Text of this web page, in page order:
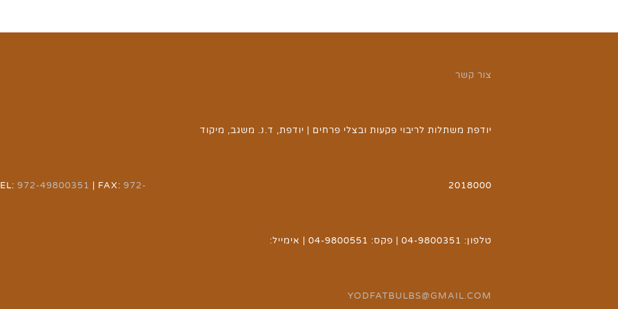
972-49800351 | FAX: 972-
צור קשר
יודפת משתלות לריבוי פקעות ובצלי פרחים | יודפת, ד.נ. משגב, מיקוד
2018000
טלפון: 04-9800351 | פקס: 04-9800551 | אימייל:
YODFATBULBS@GMAIL.COM